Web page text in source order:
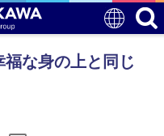
な身の上と同じ